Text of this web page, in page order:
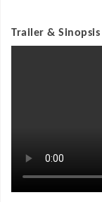
Trailer & Sinopsis